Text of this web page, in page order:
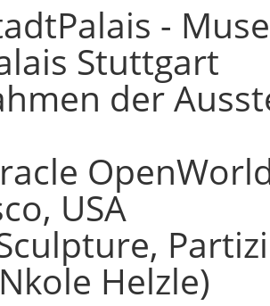
-
Stuttgart
der
USA
Helzle)